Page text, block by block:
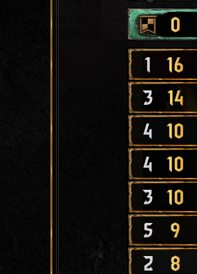
0
1 16
3 14
4 10
4 10
3 10
5 9
2 8